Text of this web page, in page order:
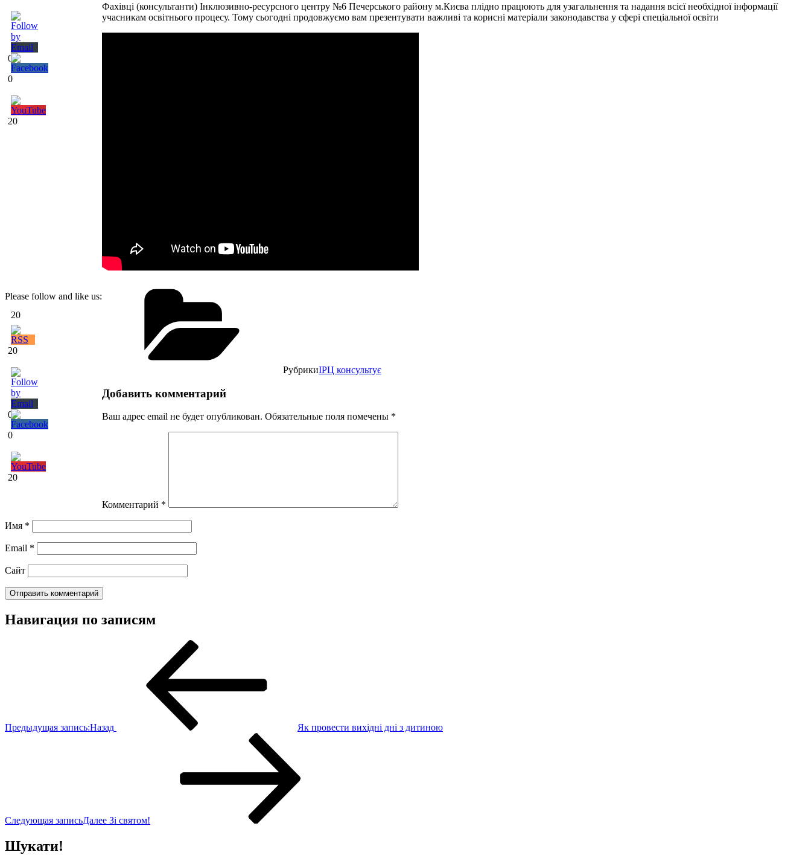
0
0
20
Фахівці (консультанти) Інклюзивно-ресурсного центру №6 Печерського району м.Києва плідно працюють для узагальнення та надання всієї необхідної інформації
учасникам освітнього процесу. Тому сьогодні продовжуємо вам презентувати важливі та корисні матеріали законодавства у сфері спеціальної освіти
Please follow and like us:
20
20
0
0
20
РубрикиІРЦ консультує
Добавить комментарий
Ваш адрес email не будет опубликован. Обязательные поля помечены *
Комментарий *
Имя *
Email *
Сайт
Навигация по записям
Предыдущая запись:Назад Як провести вихідні дні з дитиною
Следующая записьДалее Зі святом!
Шукати!